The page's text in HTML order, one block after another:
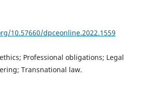
10.57660/dpceonline.2022.1559
Professional obligations; Legal
Transnational law.